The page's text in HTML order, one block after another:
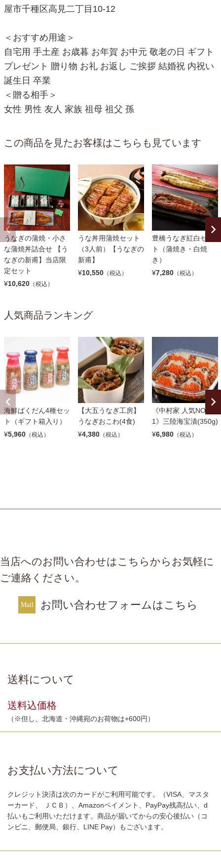
屋市千種区高見二丁目10-12
＜おすすめ用途＞
自宅用 手土産 お歳暮 お年賀 お中元 敬老の日 ギフト
プレゼント 贈り物 お礼 お返し ご挨拶 結婚祝 内祝い
誕生日 卒業
＜贈る相手＞
女性 男性 友人 家族 祖母 祖父 孫
この商品を見たお客様はこちらも見ています
うなぎの蒲焼・小さ
な蒲焼丼詰合せ 【う
なぎの新甫】当店限
定セット
¥10,620 （税込）
うな丼用蒲焼セット
（3人前）【うなぎの
新甫】
¥10,550 （税込）
豊橋うなぎ紅白セッ
ト（蒲焼き・白焼
き）
¥7,280 （税込）
人気商品ランキング
海鮮ばくだん4種セッ
ト（ギフト箱入り）
¥5,960 （税込）
【大五うなぎ工房】
うなぎおこわ(4食)
¥4,380 （税込）
《中村家 人気NO.
1》三陸海宝漬(350g)
¥6,980 （税込）
当店へのお問い合わせはこちらからお気軽に
ご連絡ください。
お問い合わせフォームはこちら
送料について
送料込価格
（※但し、北海道・沖縄宛のお荷物は+600円）
お支払い方法について
クレジット決済は次のカードがご利用可能です。（VISA、マスタ
ーカード、 ＪＣＢ）、Amazonペイメント、PayPay残高払い、d
払いもご利用いただけます。商品が届いてからの安心後払い（コ
ンビニ、郵便局、銀行、LINE Pay）もございます。